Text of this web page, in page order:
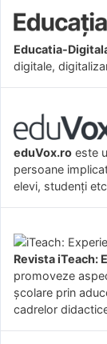
Educatia-
digitale,
eduVox.ro este
persoane
elevi, studenți
Revista iTeach:
promoveze
şcolare prin
cadrelor